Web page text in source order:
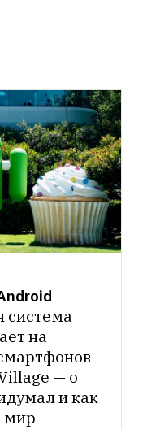
система
на
— о
и как
мир